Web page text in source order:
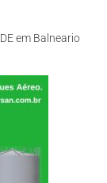
em Balneario